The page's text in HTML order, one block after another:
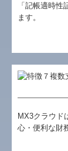
「記帳適時
ます。
MX3クラウド
心・便利な財